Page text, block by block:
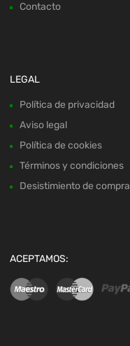
Contacto
LEGAL
Política de privacidad
Aviso legal
Política de cookies
Términos y condiciones
Desistimiento de compra
ACEPTAMOS: